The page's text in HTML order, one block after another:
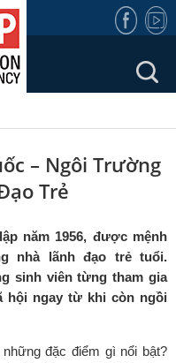
– Ngôi Trường
Trẻ
năm 1956, được mệnh
nhà lãnh đạo trẻ tuổi.
sinh viên từng tham gia
hội ngay từ khi còn ngồi
đặc điểm gì nổi bật?